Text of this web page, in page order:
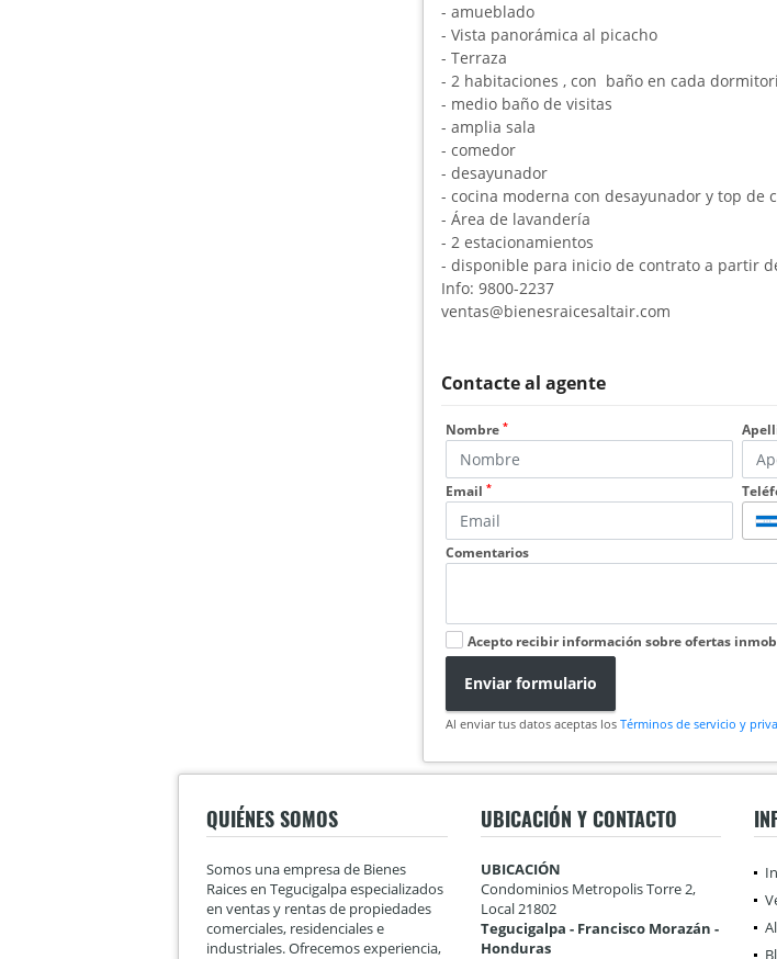
- amueblado
- Vista panorámica al picacho
- Terraza
- 2 habitaciones , con baño en cada
- medio baño de visitas
- amplia sala
- comedor
- desayunador
- cocina moderna con desayunador y top de
- Área de lavandería
- 2 estacionamientos
- disponible para inicio de contrato a partir
Info: 9800-2237
ventas@bienesraicesaltair.com
Contacte al agente
Nombre *
Email *
Comentarios
Acepto recibir información sobre ofertas
Enviar formulario
Al enviar tus datos aceptas los Términos de servicio y
QUIÉNES SOMOS
Somos una empresa de Bienes
Raices en Tegucigalpa especializados
en ventas y rentas de propiedades
comerciales, residenciales e
industriales. Ofrecemos experiencia,
UBICACIÓN Y CONTACTO
UBICACIÓN
Condominios Metropolis Torre 2,
Local 21802
Tegucigalpa - Francisco Morazán -
Honduras